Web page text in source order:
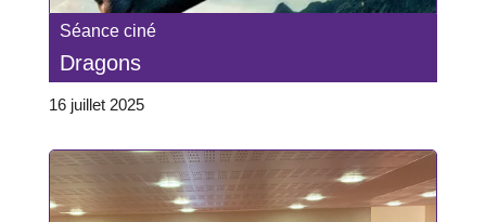
Séance ciné
Dragons
16 juillet 2025